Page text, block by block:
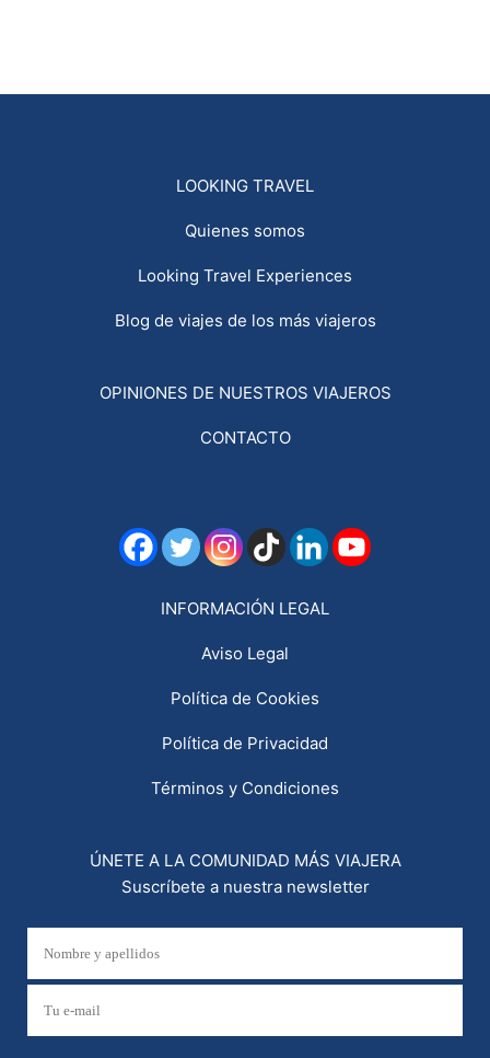
LOOKING TRAVEL
Quienes somos
Looking Travel Experiences
Blog de viajes de los más viajeros
OPINIONES DE NUESTROS VIAJEROS
CONTACTO
INFORMACIÓN LEGAL
Aviso Legal
Política de Cookies
Política de Privacidad
Términos y Condiciones
ÚNETE A LA COMUNIDAD MÁS VIAJERA
Suscríbete a nuestra newsletter